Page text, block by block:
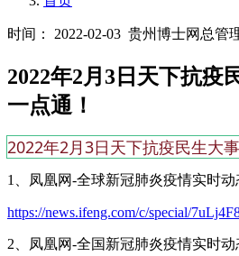
时间： 2022-02-03 贵州博士网总管
2022年2月3日天下抗疫
一点通！
2022年2月3日天下抗疫民生大
1、凤凰网-全球新冠肺炎疫情实时动
https://news.ifeng.com/c/special/
2、凤凰网-全国新冠肺炎疫情实时动